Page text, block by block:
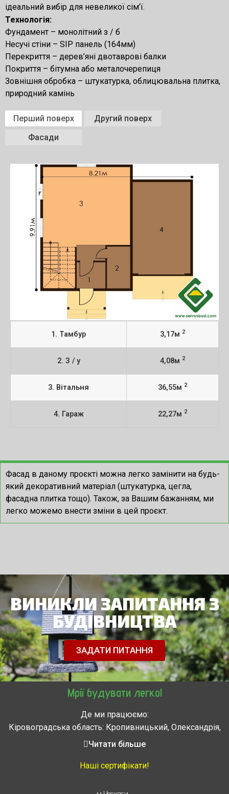
ідеальний вибір для невеликої сім’ї.
Технологія:
Фундамент – монолітний з / б
Несучі стіни – SIP панель (164мм)
Перекриття – дерев’яні двотаврові балки
Покриття – бітумна або металочерепиця
Зовнішня обробка – штукатурка, облицювальна плитка,
природний камінь
Перший поверх
Другий поверх
Фасади
1. Тамбур 3,17м 2
2. З / у 4,08м 2
3. Вітальня 36,55м 2
4. Гараж 22,27м 2
Фасад в даному проєкті можна легко замінити на будь-
який декоративний матеріал (штукатурка, цегла,
фасадна плитка тощо). Також, за Вашим бажанням, ми
легко можемо внести зміни в цей проєкт.
ВИНИКЛИ ЗАПИТАННЯ З
БУДІВНИЦТВА
ЗАДАТИ ПИТАННЯ
Мрії будувати легко!
Де ми працюємо:
Кіровоградська область: Кропивницький, Олександрія,
Знам’янка, Долинська, Новоархангельськ, Світловодськ
Звенигородка, Золотоноша, Каменка, Канев, Корсунь-
Монастырище, Смела, Тальное, Умань, Христиновка.
Читати більше
Наші сертифікати!